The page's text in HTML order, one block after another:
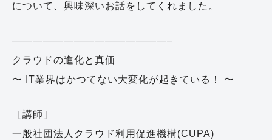
について、興味深いお話をしてくれました。
———————————————–
クラウドの進化と真価
〜 IT業界はかつてない大変化が起きている！ 〜
［講師］
一般社団法人クラウド利用促進機構(CUPA)